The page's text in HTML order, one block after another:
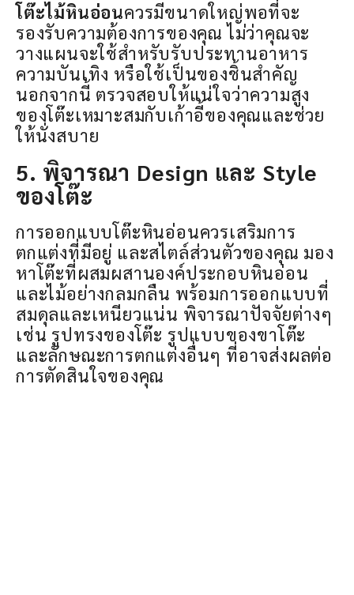
โต๊ะไม้หินอ่อนควรมีขนาดใหญ่พอที่จะ
รองรับความต้องการของคุณ ไม่ว่าคุณจะ
วางแผนจะใช้สำหรับรับประทานอาหาร
ความบันเทิง หรือใช้เป็นของชิ้นสำคัญ
นอกจากนี้ ตรวจสอบให้แน่ใจว่าความสูง
ของโต๊ะเหมาะสมกับเก้าอี้ของคุณและช่วย
ให้นั่งสบาย
5. พิจารณา Design และ Style
ของโต๊ะ
การออกแบบโต๊ะหินอ่อนควรเสริมการ
ตกแต่งที่มีอยู่ และสไตล์ส่วนตัวของคุณ มอง
หาโต๊ะที่ผสมผสานองค์ประกอบหินอ่อน
และไม้อย่างกลมกลืน พร้อมการออกแบบที่
สมดุลและเหนียวแน่น พิจารณาปัจจัยต่างๆ
เช่น รูปทรงของโต๊ะ รูปแบบของขาโต๊ะ
และลักษณะการตกแต่งอื่นๆ ที่อาจส่งผลต่อ
การตัดสินใจของคุณ